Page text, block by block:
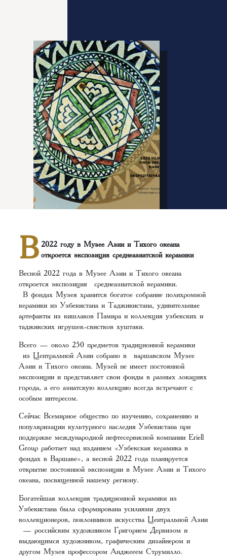
В 2022 году в Музее Азии и Тихого океана
откроется экспозиция среднеазиатской керамики
Весной 2022 года в Музее Азии и Тихого океана
откроется экспозиция среднеазиатской керамики.
В фондах Музея хранится богатое собрание полихромной
керамики из Узбекистана и Таджикистана, удивительные
артефакты из кишлаков Памира и коллекция узбекских и
таджикских игрушек-свистков хуштаки.
Всего — около 250 предметов традиционной керамики
из Центральной Азии собрано в варшавском Музее
Азии и Тихого океана. Музей не имеет постоянной
экспозиции и представляет свои фонды в разных локациях
города, а его азиатскую коллекцию всегда встречают с
особым интересом.
Сейчас Всемирное общество по изучению, сохранению и
популяризации культурного наследия Узбекистана при
поддержке международной нефтесервисной компании Eriell
Group работает над изданием «Узбекская керамика в
фондах в Варшаве», а весной 2022 года планируется
открытие постоянной экспозиции в Музее Азии и Тихого
океана, посвященной нашему региону.
Богатейшая коллекция традиционной керамики из
Узбекистана была сформирована усилиями двух
коллекционеров, поклонников искусства Центральной Азии
— российским художником Григорием Дервизом и
выдающимся художником, графическим дизайнером и
другом Музея профессором Анджееем Струмилло.